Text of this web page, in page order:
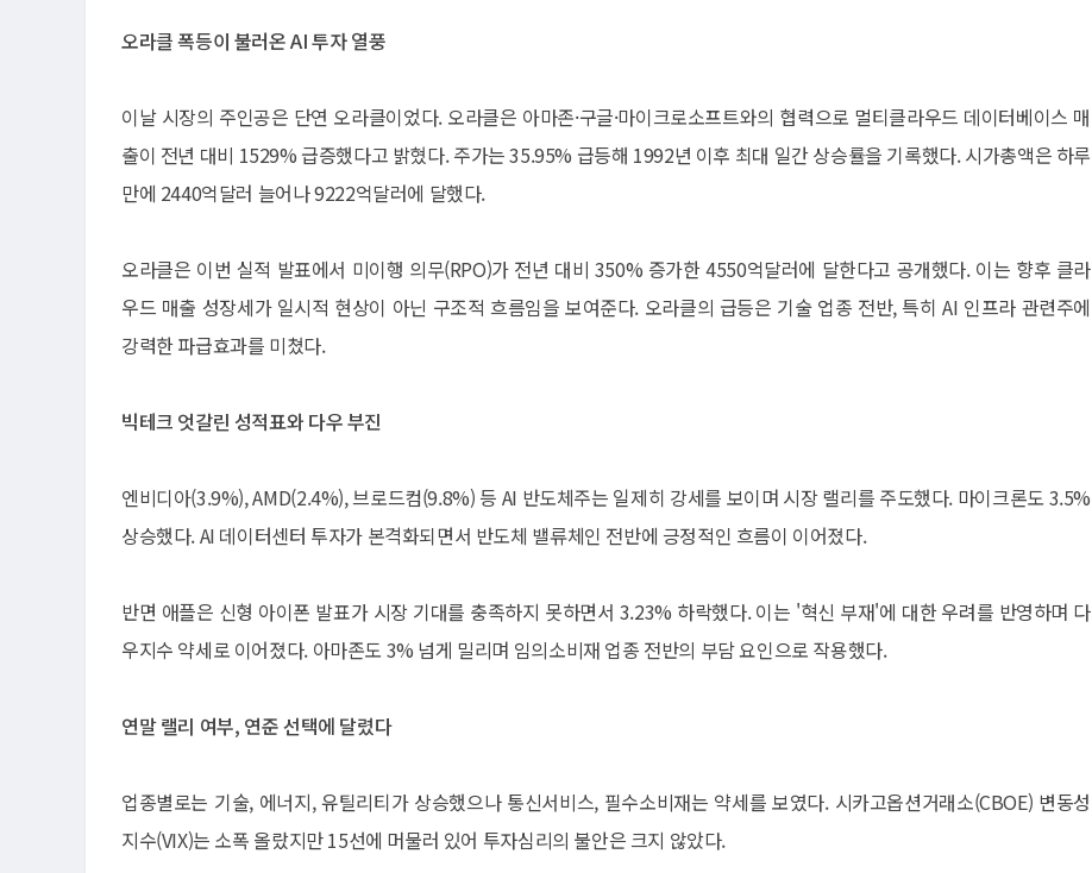
오라클 폭등이 불러온 AI 투자 열풍
이날 시장의 주인공은 단연 오라클이었다. 오라클은 아마존·구글·마이크로소프트와의 협력으로 멀티클라우드 데이터베이스 매
출이 전년 대비 1529% 급증했다고 밝혔다. 주가는 35.95% 급등해 1992년 이후 최대 일간 상승률을 기록했다. 시가총액은 하루
만에 2440억달러 늘어나 9222억달러에 달했다.
오라클은 이번 실적 발표에서 미이행 의무(RPO)가 전년 대비 350% 증가한 4550억달러에 달한다고 공개했다. 이는 향후 클라
우드 매출 성장세가 일시적 현상이 아닌 구조적 흐름임을 보여준다. 오라클의 급등은 기술 업종 전반, 특히 AI 인프라 관련주에
강력한 파급효과를 미쳤다.
빅테크 엇갈린 성적표와 다우 부진
엔비디아(3.9%), AMD(2.4%), 브로드컴(9.8%) 등 AI 반도체주는 일제히 강세를 보이며 시장 랠리를 주도했다. 마이크론도 3.5%
상승했다. AI 데이터센터 투자가 본격화되면서 반도체 밸류체인 전반에 긍정적인 흐름이 이어졌다.
반면 애플은 신형 아이폰 발표가 시장 기대를 충족하지 못하면서 3.23% 하락했다. 이는 '혁신 부재'에 대한 우려를 반영하며 다
우지수 약세로 이어졌다. 아마존도 3% 넘게 밀리며 임의소비재 업종 전반의 부담 요인으로 작용했다.
연말 랠리 여부, 연준 선택에 달렸다
업종별로는 기술, 에너지, 유틸리티가 상승했으나 통신서비스, 필수소비재는 약세를 보였다. 시카고옵션거래소(CBOE) 변동성
지수(VIX)는 소폭 올랐지만 15선에 머물러 있어 투자심리의 불안은 크지 않았다.